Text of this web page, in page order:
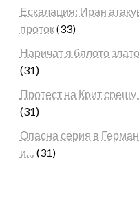
Ескалация: Иран
проток(33)
Наричат я бялото
(31)
Протест на Крит срещу
(31)
Опасна серия в
и… (31)